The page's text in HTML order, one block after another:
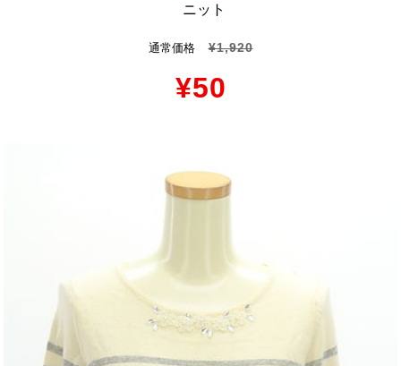
ニット
通常価格 ¥1,920
¥50